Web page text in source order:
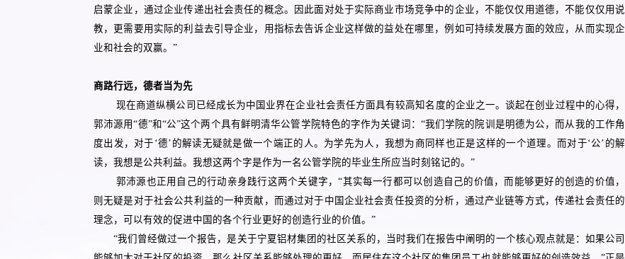
启蒙企业，通过企业传递出社会责任的概念。因此面对处于实际商业市场竞争中的企业，不能仅仅用道德，不能仅仅用说
教，更需要用实际的利益去引导企业，用指标去告诉企业这样做的益处在哪里，例如可持续发展方面的效应，从而实现企
业和社会的双赢。”
商路行远，德者当为先
现在商道纵横公司已经成长为中国业界在企业社会责任方面具有较高知名度的企业之一。谈起在创业过程中的心得，
郭沛源用“德”和“公”这个两个具有鲜明清华公管学院特色的字作为关键词：“我们学院的院训是明德为公，而从我的工作角
度出发，对于‘德’的解读无疑就是做一个端正的人。为学先为人，我想为商同样也正是这样的一个道理。而对于‘公’的解
读，我想是公共利益。我想这两个字是作为一名公管学院的毕业生所应当时刻铭记的。”
郭沛源也正用自己的行动亲身践行这两个关键字，“其实每一行都可以创造自己的价值，而能够更好的创造的价值，
则无疑是对于社会公共利益的一种贡献，而通过对于中国企业社会责任投资的分析，通过产业链等方式，传递社会责任的
理念，可以有效的促进中国的各个行业更好的创造行业的价值。”
“我们曾经做过一个报告，是关于宁夏铝材集团的社区关系的，当时我们在报告中阐明的一个核心观点就是：如果公司